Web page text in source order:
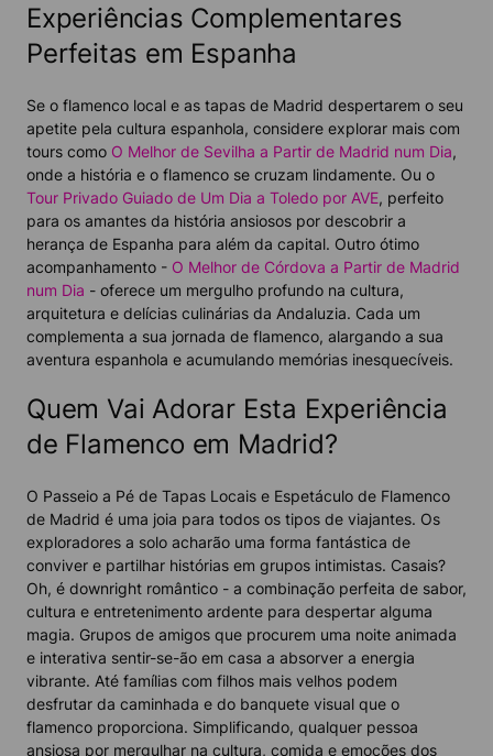
Experiências Complementares
Perfeitas em Espanha
Se o flamenco local e as tapas de Madrid despertarem o seu
apetite pela cultura espanhola, considere explorar mais com
tours como O Melhor de Sevilha a Partir de Madrid num Dia,
onde a história e o flamenco se cruzam lindamente. Ou o
Tour Privado Guiado de Um Dia a Toledo por AVE, perfeito
para os amantes da história ansiosos por descobrir a
herança de Espanha para além da capital. Outro ótimo
acompanhamento - O Melhor de Córdova a Partir de Madrid
num Dia - oferece um mergulho profundo na cultura,
arquitetura e delícias culinárias da Andaluzia. Cada um
complementa a sua jornada de flamenco, alargando a sua
aventura espanhola e acumulando memórias inesquecíveis.
Quem Vai Adorar Esta Experiência
de Flamenco em Madrid?
O Passeio a Pé de Tapas Locais e Espetáculo de Flamenco
de Madrid é uma joia para todos os tipos de viajantes. Os
exploradores a solo acharão uma forma fantástica de
conviver e partilhar histórias em grupos intimistas. Casais?
Oh, é downright romântico - a combinação perfeita de sabor,
cultura e entretenimento ardente para despertar alguma
magia. Grupos de amigos que procurem uma noite animada
e interativa sentir-se-ão em casa a absorver a energia
vibrante. Até famílias com filhos mais velhos podem
desfrutar da caminhada e do banquete visual que o
flamenco proporciona. Simplificando, qualquer pessoa
ansiosa por mergulhar na cultura, comida e emoções dos